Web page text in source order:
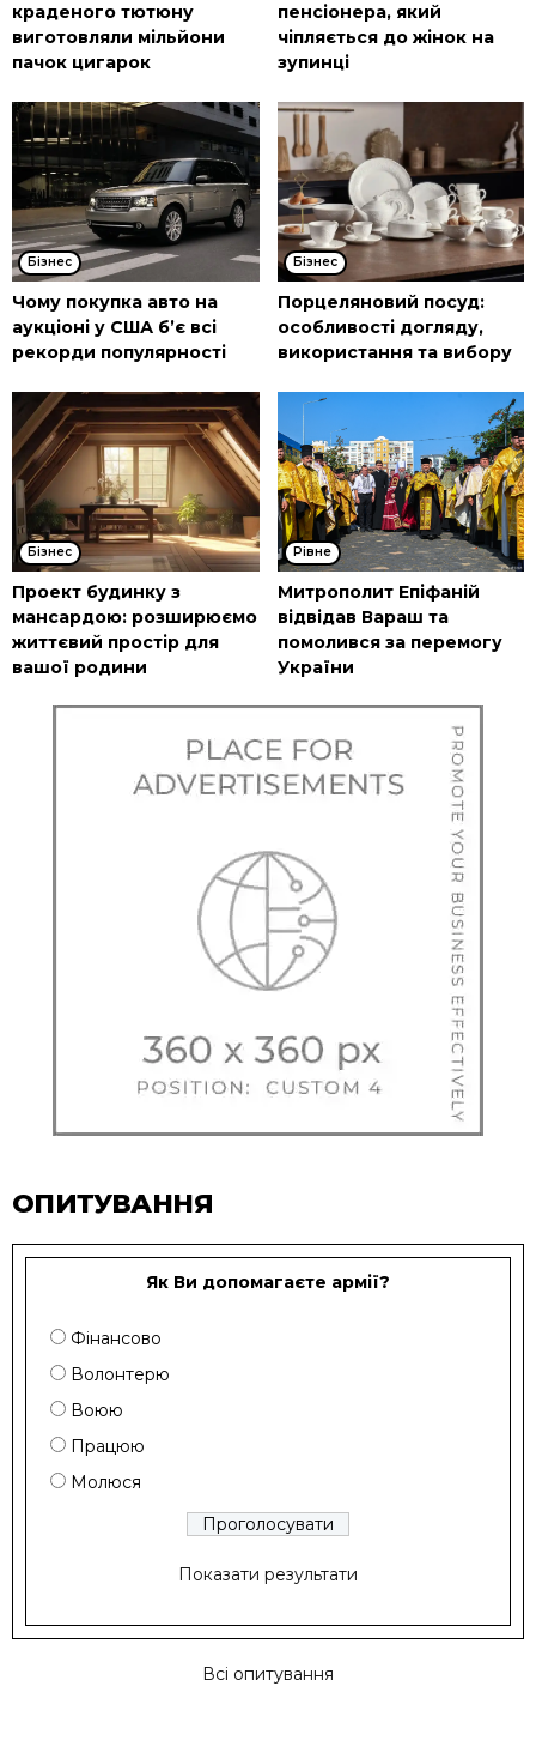
краденого тютюну
виготовляли мільйони
пачок цигарок
пенсіонера, який
чіпляється до жінок на
зупинці
Бізнес
Чому покупка авто на
аукціоні у США б’є всі
рекорди популярності
Бізнес
Порцеляновий посуд:
особливості догляду,
використання та вибору
Бізнес
Проект будинку з
мансардою: розширюємо
життєвий простір для
вашої родини
Рівне
Митрополит Епіфаній
відвідав Вараш та
помолився за перемогу
України
ОПИТУВАННЯ
Як Ви допомагаєте армії?
Фінансово
Волонтерю
Воюю
Працюю
Молюся
Показати результати
Всі опитування